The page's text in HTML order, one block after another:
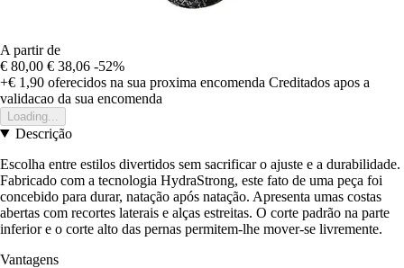
A partir de
€ 80,00 € 38,06 -52%
+€ 1,90 oferecidos na sua proxima encomenda Creditados apos a
validacao da sua encomenda
Loading...
Descrição
Escolha entre estilos divertidos sem sacrificar o ajuste e a durabilidade.
Fabricado com a tecnologia HydraStrong, este fato de uma peça foi
concebido para durar, natação após natação. Apresenta umas costas
abertas com recortes laterais e alças estreitas. O corte padrão na parte
inferior e o corte alto das pernas permitem-lhe mover-se livremente.
Vantagens